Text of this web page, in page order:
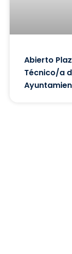
Abierto
Técnico/a